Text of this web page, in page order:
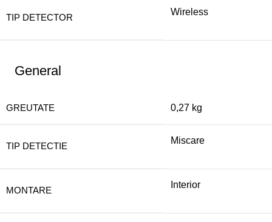
TIP DETECTOR
Wireless
General
GREUTATE 0,27 kg
TIP DETECTIE
Miscare
MONTARE
Interior